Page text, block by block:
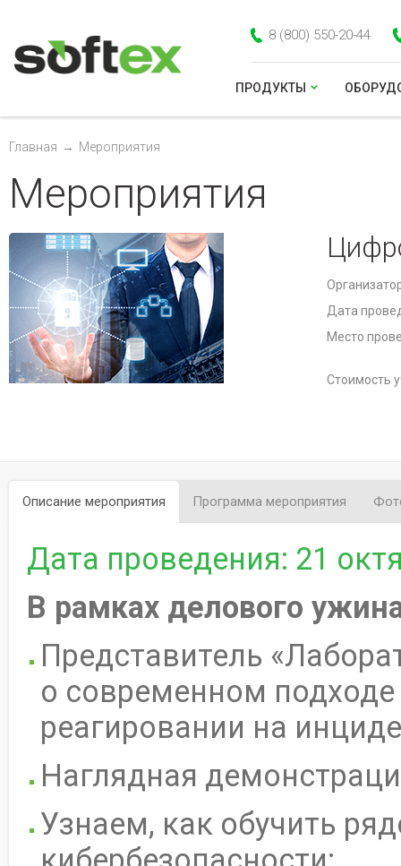
8 (800) 550-20-44
ПРОДУКТЫ
Главная → Мероприятия
Мероприятия
Дата
Место
Стоимость
Описание мероприятия Программа мероприятия
Дата проведения: 21
В рамках делового
Представитель
о современном
реагировании на
Наглядная
Узнаем, как обучить